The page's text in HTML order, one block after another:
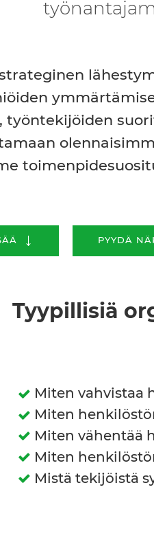
työntekijöiden
↓ PYYDÄ
Tyypillisiä
Miten vahvistaa
Miten
Miten vähentää
Miten
Mistä tekijöistä